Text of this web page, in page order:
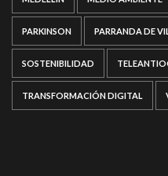
PARKINSON PARRANDA DE
SOSTENIBILIDAD
TRANSFORMACIÓN DIGITAL